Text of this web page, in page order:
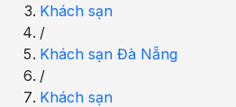
Khách sạn
/
Khách sạn Đà Nẵng
/
Khách sạn